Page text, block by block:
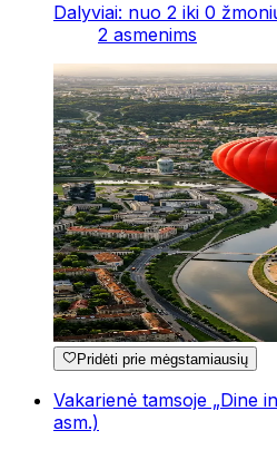
Dalyviai: nuo 2 iki 0
2 asmenims
Pridėti prie mėgstamiausių
Vakarienė tamsoje „Dine
asm.)